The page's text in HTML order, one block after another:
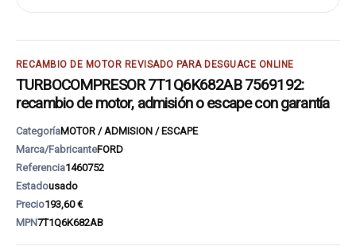
RECAMBIO DE MOTOR REVISADO PARA DESGUACE ONLINE
TURBOCOMPRESOR 7T1Q6K682AB 7569192:
recambio de motor, admisión o escape con garantía
CategoríaMOTOR / ADMISION / ESCAPE
Marca/FabricanteFORD
Referencia1460752
Estadousado
Precio193,60 €
MPN7T1Q6K682AB